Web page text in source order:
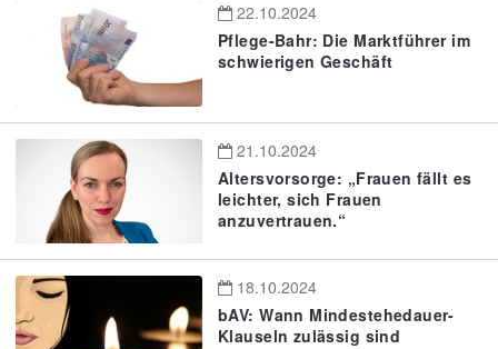
22.10.2024
Pflege-Bahr: Die Marktführer im
schwierigen Geschäft
21.10.2024
Altersvorsorge: „Frauen fällt es
leichter, sich Frauen
anzuvertrauen.“
18.10.2024
bAV: Wann Mindestehedauer-
Klauseln zulässig sind